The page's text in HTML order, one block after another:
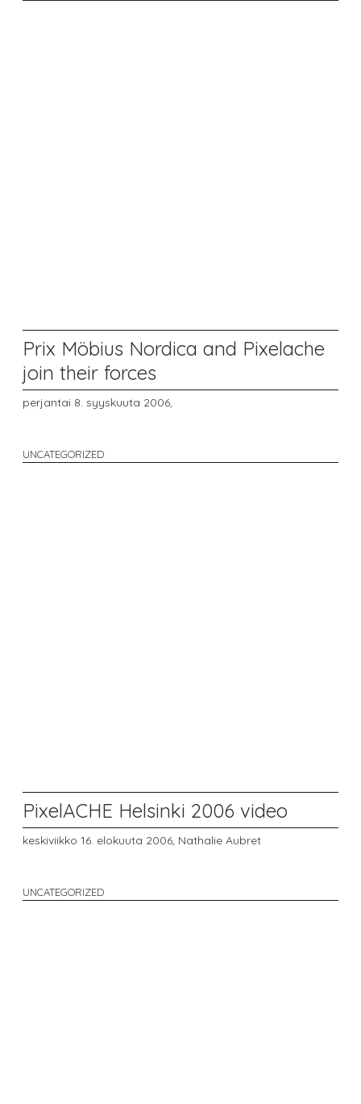
Prix Möbius Nordica and Pixelache
join their forces
perjantai 8. syyskuuta 2006,
UNCATEGORIZED
PixelACHE Helsinki 2006 video
keskiviikko 16. elokuuta 2006, Nathalie Aubret
UNCATEGORIZED